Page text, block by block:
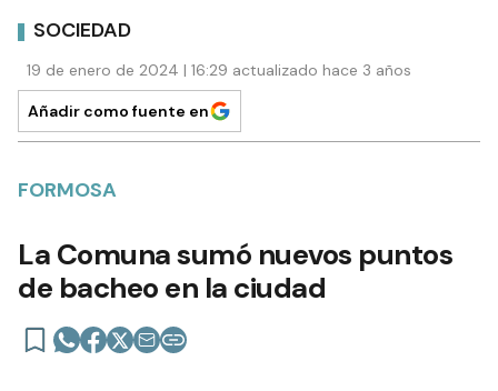
SOCIEDAD
19 de enero de 2024 | 16:29 actualizado hace 3 años
Añadir como fuente en
FORMOSA
La Comuna sumó nuevos puntos
de bacheo en la ciudad